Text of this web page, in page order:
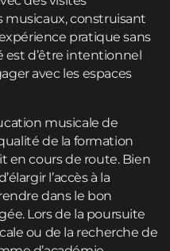
musicaux, construisant
pratique sans
est d’être intentionnel
avec les espaces
musicale de
de la formation
en cours de route. Bien
l’accès à la
dans le bon
Lors de la poursuite
ou de la recherche de